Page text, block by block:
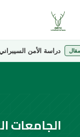
الأمن السيبراني في
الجامعات